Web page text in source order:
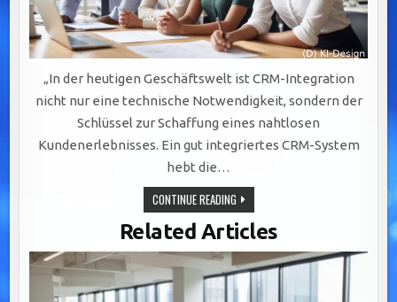
„In der heutigen Geschäftswelt ist CRM-Integration
nicht nur eine technische Notwendigkeit, sondern der
Schlüssel zur Schaffung eines nahtlosen
Kundenerlebnisses. Ein gut integriertes CRM-System
hebt die…
CONTINUE READINGOPTIMALE
CRM-
INTEGRATION:
SCHLÜSSEL
FÜR
NAHTLOSE
KUNDENERLEBNISSE
UND
NACHHALTIGES
Related Articles